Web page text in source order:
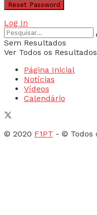
Log In
Sem Resultados
Ver Todos os Resultados
Página Inicial
Notícias
Vídeos
Calendário
© 2020 F1PT - © Todos